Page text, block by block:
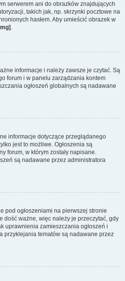
serwerem ani do obrazków znajdujących
takich jak, np. skrzynki pocztowe na
hasłem. Aby umieścić obrazek w
.
informacje i należy zawsze je czytać. Są
forum i w panelu zarządzania kontem
ogłoszeń globalnych są nadawane
informacje dotyczące przeglądanego
jest to możliwe. Ogłoszenia są
forum, w którym zostały napisane.
są nadawane przez administratora
pod ogłoszeniami na pierwszej stronie
dość ważne, więc należy je przeczytać, gdy
uprawnienia zamieszczania ogłoszeń i
przyklejania tematów są nadawane przez